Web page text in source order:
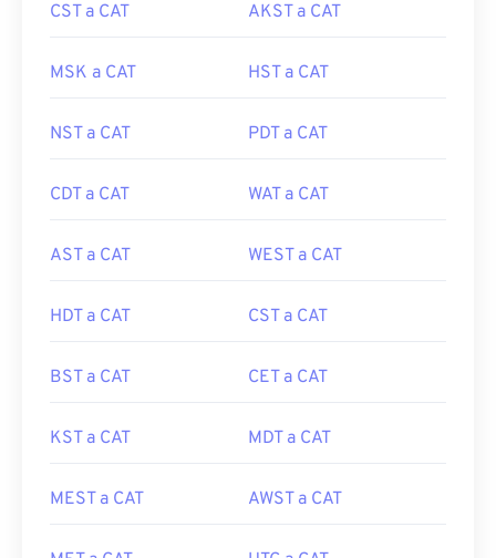
CST a CAT AKST a CAT
MSK a CAT HST a CAT
NST a CAT PDT a CAT
CDT a CAT WAT a CAT
AST a CAT WEST a CAT
HDT a CAT CST a CAT
BST a CAT CET a CAT
KST a CAT MDT a CAT
MEST a CAT AWST a CAT